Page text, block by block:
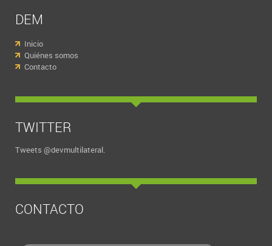
DEM
Inicio
Quiénes somos
Contacto
TWITTER
Tweets @devmultilateral.
CONTACTO